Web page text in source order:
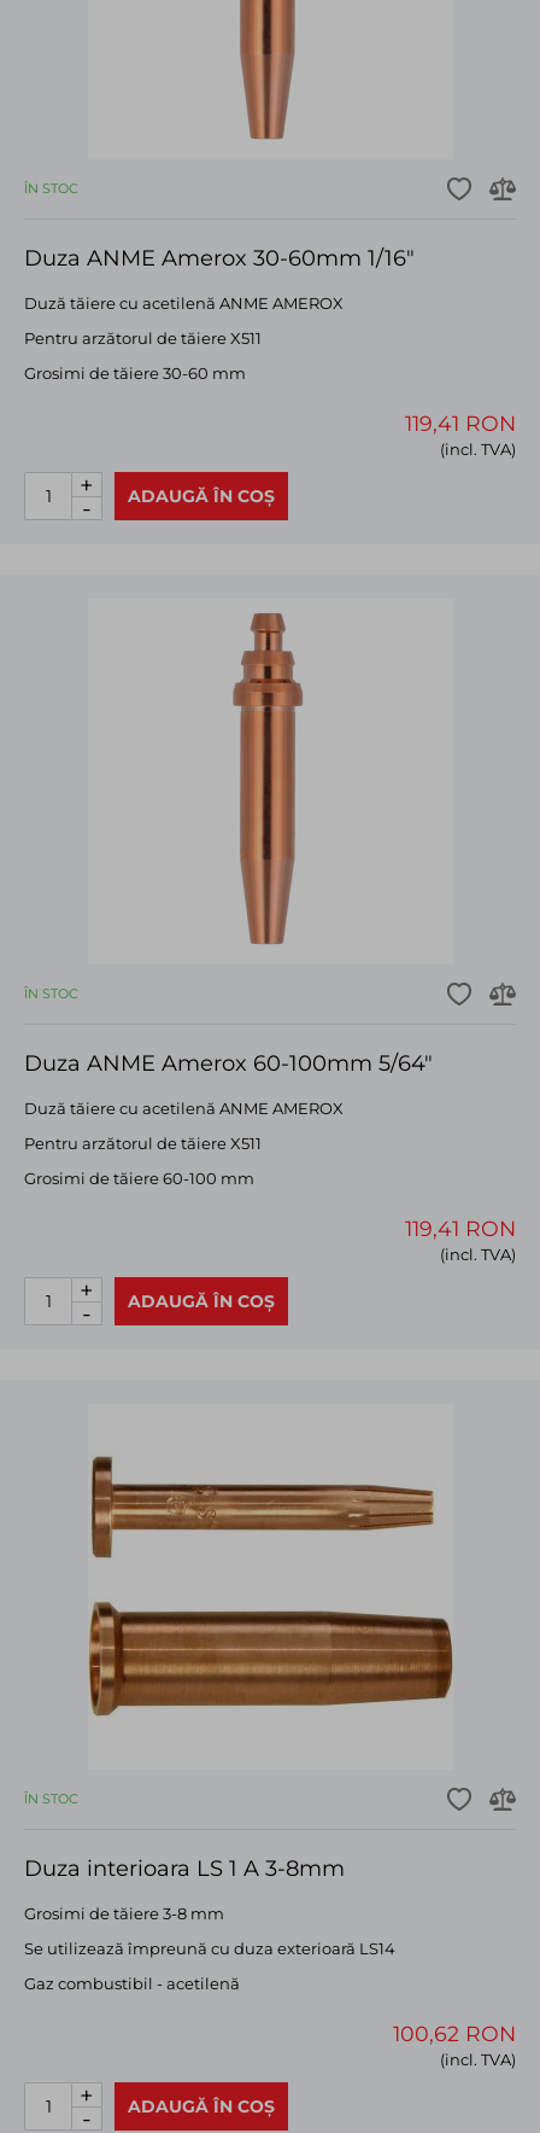
ÎN STOC
Duza ANME Amerox 30-60mm 1/16"
Duză tăiere cu acetilenă ANME AMEROX
Pentru arzătorul de tăiere X511
Grosimi de tăiere 30-60 mm
119,41 RON
(incl. TVA)
ADAUGĂ ÎN COȘ
+
-
ÎN STOC
Duza ANME Amerox 60-100mm 5/64"
Duză tăiere cu acetilenă ANME AMEROX
Pentru arzătorul de tăiere X511
Grosimi de tăiere 60-100 mm
119,41 RON
(incl. TVA)
ADAUGĂ ÎN COȘ
+
-
ÎN STOC
Duza interioara LS 1 A 3-8mm
Grosimi de tăiere 3-8 mm
Se utilizează împreună cu duza exterioară LS14
Gaz combustibil - acetilenă
100,62 RON
(incl. TVA)
ADAUGĂ ÎN COȘ
+
-